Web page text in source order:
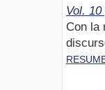
Vol.
Con la